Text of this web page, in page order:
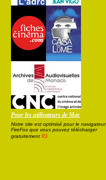
Pour les utilisateurs de Mac
Notre site est optimisé pour le navigateur
FireFox que vous pouvez télécharger
gratuitement ici